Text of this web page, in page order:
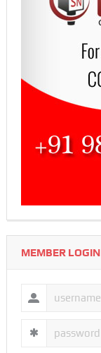
MEMBER LOGIN